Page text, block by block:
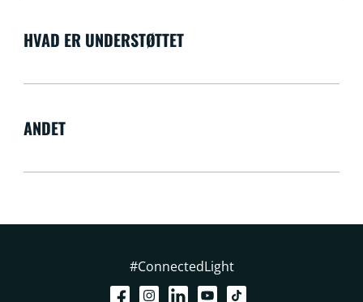
HVAD ER UNDERSTØTTET
ANDET
#ConnectedLight